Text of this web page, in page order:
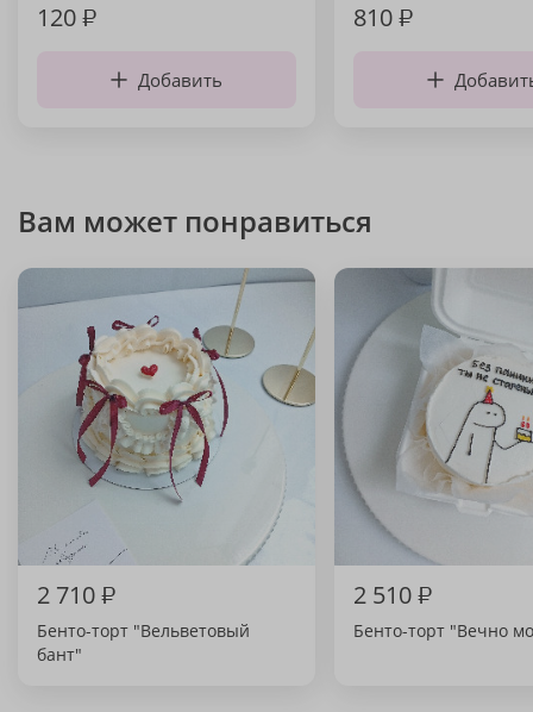
120₽
Добавить
810₽
Вам может понравиться
2 710₽
Бенто-торт "Вельветовый
бант"
2 510₽
Бенто-торт "Вечно